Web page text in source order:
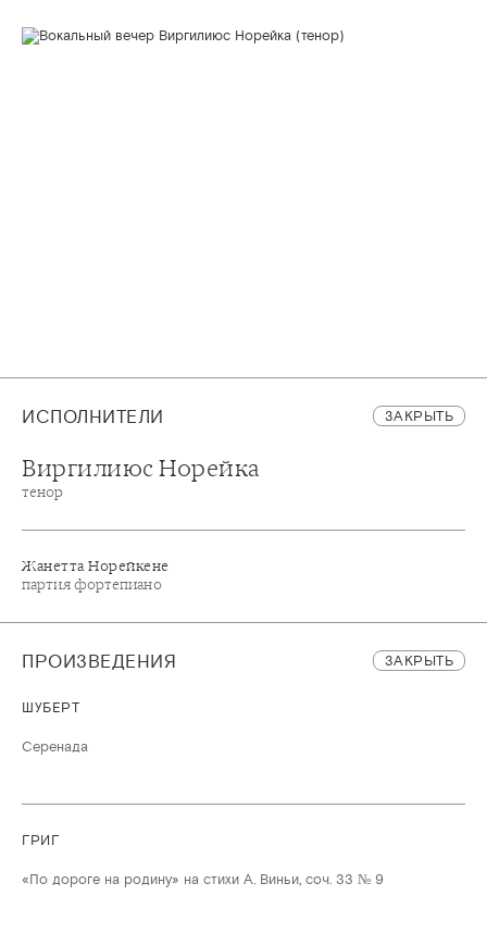
ИСПОЛНИТЕЛИ ЗАКРЫТЬ
Виргилиюс Норейка
тенор
Жанетта Норейкене
партия фортепиано
ПРОИЗВЕДЕНИЯ ЗАКРЫТЬ
ШУБЕРТ
Серенада
ГРИГ
«По дороге на родину» на стихи А. Виньи, соч. 33 № 9